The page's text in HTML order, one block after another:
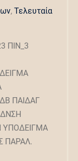
, Τελευταία
ΠΙΝ_3
ΠΑΙΔΑΓ
ΥΠΟΔΕΙΓΜΑ
ΠΑΡΑΛ.